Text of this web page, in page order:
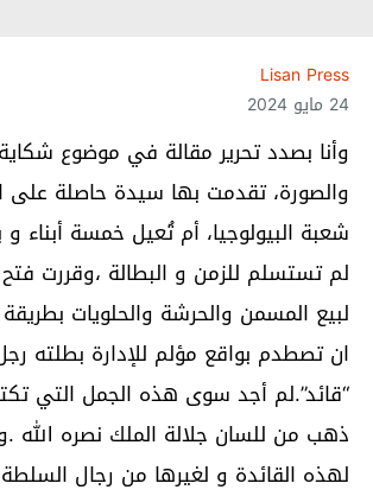
Lisan Press
24 مايو 2024
وأنا بصدد تحرير مقالة في موضوع
والصورة، تقدمت بها سيدة حاصلة على
شعبة البيولوجيا، أم تُعيل خمسة أبناء
لم تستسلم للزمن و البطالة ،وقررت
لبيع المسمن والحرشة والحلويات
ان تصطدم بواقع مؤلم للإدارة بطلته
“قائد”.لم أجد سوى هذه الجمل التي
ذهب من للسان جلالة الملك نصره الله
لهذه القائدة و لغيرها من رجال